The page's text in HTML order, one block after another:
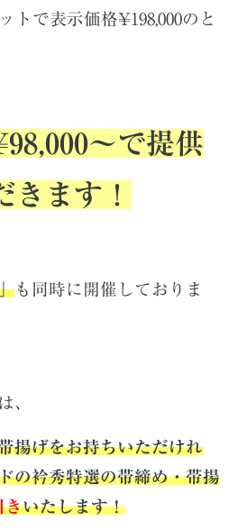
トで表示価格¥198,000のと
〜で提供
きます！
も同時に開催しておりま
、
揚げをお持ちいただけれ
の衿秀特選の帯締め・帯揚
きいたします！